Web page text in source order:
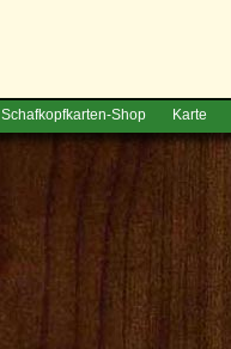
Schafkopfkarten-Shop Karte